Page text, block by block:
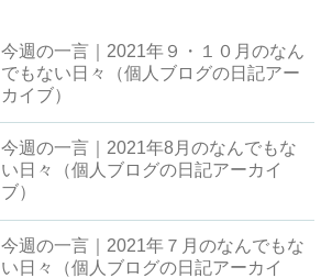
今週の一言｜2021年９・１０月のなん
でもない日々（個人ブログの日記アー
カイブ）
今週の一言｜2021年8月のなんでもな
い日々（個人ブログの日記アーカイ
ブ）
今週の一言｜2021年７月のなんでもな
い日々（個人ブログの日記アーカイ